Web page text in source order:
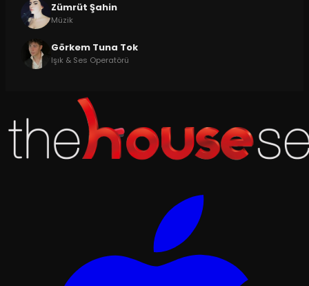
Zümrüt Şahin
Müzik
Görkem Tuna Tok
Işık & Ses Operatörü